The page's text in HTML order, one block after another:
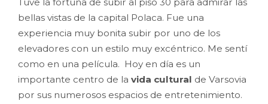
bellas vistas de la capital Polaca. Fue una
experiencia muy bonita subir por uno de los
elevadores con un estilo muy excéntrico. Me sentí
como en una película. Hoy en día es un
importante centro de la vida cultural de Varsovia
por sus numerosos espacios de entretenimiento.